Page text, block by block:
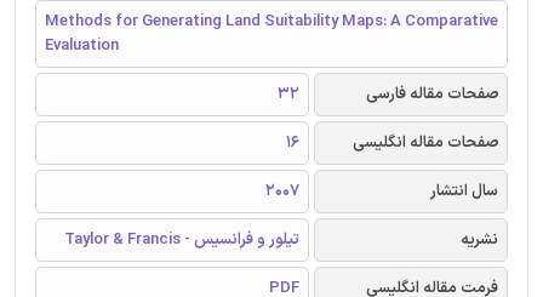
Methods for Generating Land Suitability Maps: A Comparative
Evaluation
صفحات مقاله فارسی
32
صفحات مقاله انگلیسی
16
سال انتشار
2007
نشریه
تیلور و فرانسیس - Taylor & Francis
فرمت مقاله انگلیسی
PDF